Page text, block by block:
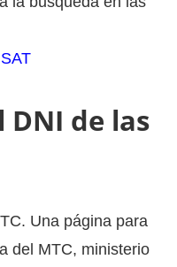
DNI de las
Una página para
del MTC, ministerio